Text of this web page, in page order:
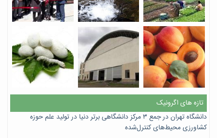
تازه های اگرونیک
دانشگاه تهران در جمع ۳ مرکز دانشگاهی برتر دنیا در تولید علم حوزه
کشاورزی محیط‌های کنترل‌شده